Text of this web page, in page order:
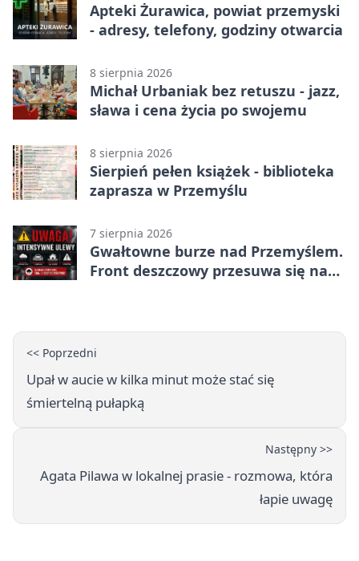
Apteki Żurawica, powiat przemyski
- adresy, telefony, godziny otwarcia
8 sierpnia 2026
Michał Urbaniak bez retuszu - jazz,
sława i cena życia po swojemu
8 sierpnia 2026
Sierpień pełen książek - biblioteka
zaprasza w Przemyślu
7 sierpnia 2026
Gwałtowne burze nad Przemyślem.
Front deszczowy przesuwa się na
<< Poprzedni
Upał w aucie w kilka minut może stać się
śmiertelną pułapką
Następny >>
Agata Pilawa w lokalnej prasie - rozmowa, która
łapie uwagę